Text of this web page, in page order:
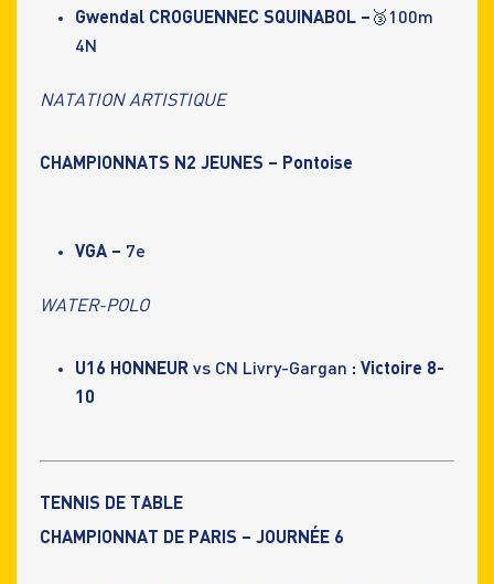
Gwendal CROGUENNEC SQUINABOL – 🥉100m
4N
NATATION ARTISTIQUE
CHAMPIONNATS N2 JEUNES – Pontoise
VGA – 7e
WATER-POLO
U16 HONNEURvs CN Livry-Gargan : Victoire 8-
10
TENNIS DE TABLE
CHAMPIONNAT DE PARIS – JOURNÉE 6